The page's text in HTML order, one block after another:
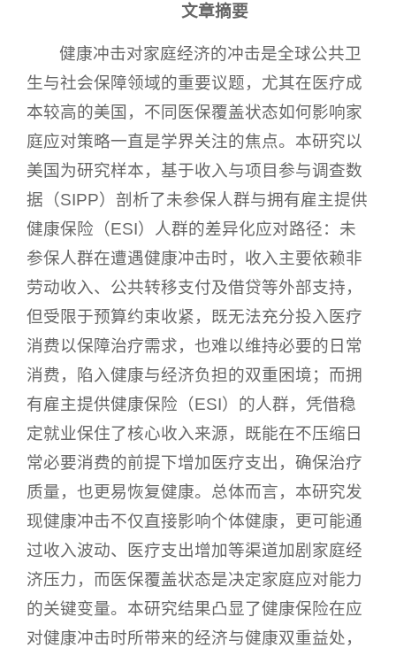
文章摘要
健康冲击对家庭经济的冲击是全球公共卫
生与社会保障领域的重要议题，尤其在医疗成
本较高的美国，不同医保覆盖状态如何影响家
庭应对策略一直是学界关注的焦点。本研究以
美国为研究样本，基于收入与项目参与调查数
据（SIPP）剖析了未参保人群与拥有雇主提供
健康保险（ESI）人群的差异化应对路径：未
参保人群在遭遇健康冲击时，收入主要依赖非
劳动收入、公共转移支付及借贷等外部支持，
但受限于预算约束收紧，既无法充分投入医疗
消费以保障治疗需求，也难以维持必要的日常
消费，陷入健康与经济负担的双重困境；而拥
有雇主提供健康保险（ESI）的人群，凭借稳
定就业保住了核心收入来源，既能在不压缩日
常必要消费的前提下增加医疗支出，确保治疗
质量，也更易恢复健康。总体而言，本研究发
现健康冲击不仅直接影响个体健康，更可能通
过收入波动、医疗支出增加等渠道加剧家庭经
济压力，而医保覆盖状态是决定家庭应对能力
的关键变量。本研究结果凸显了健康保险在应
对健康冲击时所带来的经济与健康双重益处，